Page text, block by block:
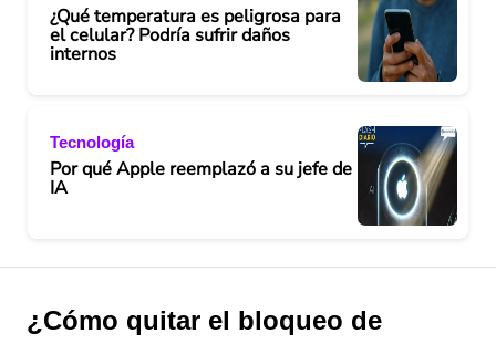
¿Qué temperatura es peligrosa para
el celular? Podría sufrir daños
internos
Tecnología
Por qué Apple reemplazó a su jefe de
IA
¿Cómo quitar el bloqueo de